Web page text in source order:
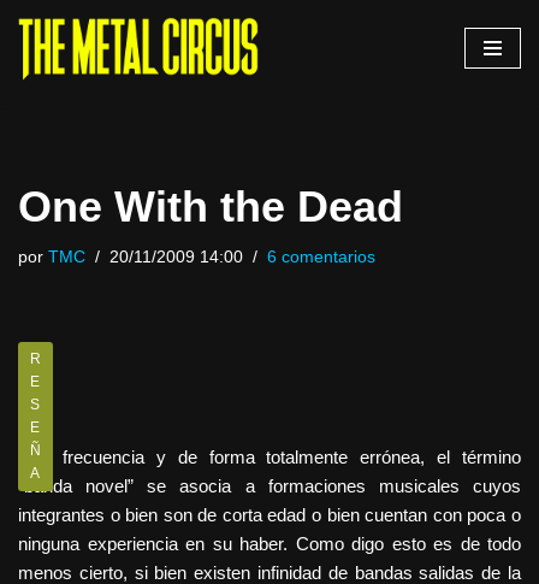
Saltar
One With the Dead
por TMC 20/11/2009 14:00 6 comentarios
R
E
S
E
Ñ
A
Con frecuencia y de forma totalmente errónea, el término
“banda novel” se asocia a formaciones musicales cuyos
integrantes o bien son de corta edad o bien cuentan con poca o
ninguna experiencia en su haber. Como digo esto es de todo
menos cierto, si bien existen infinidad de bandas salidas de la